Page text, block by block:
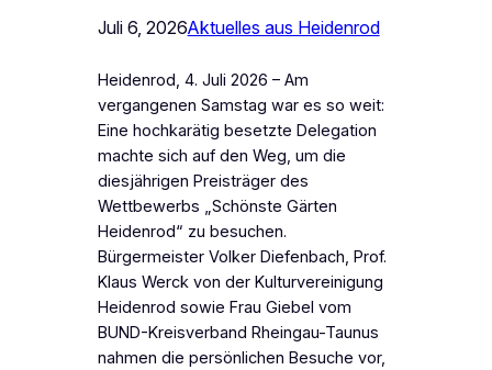
Juli 6, 2026Aktuelles aus Heidenrod
Heidenrod, 4. Juli 2026 – Am
vergangenen Samstag war es so weit:
Eine hochkarätig besetzte Delegation
machte sich auf den Weg, um die
diesjährigen Preisträger des
Wettbewerbs „Schönste Gärten
Heidenrod“ zu besuchen.
Bürgermeister Volker Diefenbach, Prof.
Klaus Werck von der Kulturvereinigung
Heidenrod sowie Frau Giebel vom
BUND-Kreisverband Rheingau-Taunus
nahmen die persönlichen Besuche vor,